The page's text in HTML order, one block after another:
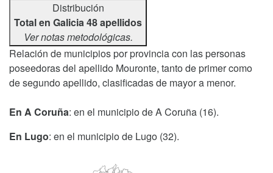
Distribución
Total en Galicia 48 apellidos
Ver notas metodológicas.
Relación de municipios por provincia con las personas
poseedoras del apellido Mouronte, tanto de primer como
de segundo apellido, clasificadas de mayor a menor.
En A Coruña: en el municipio de A Coruña (16).
En Lugo: en el municipio de Lugo (32).